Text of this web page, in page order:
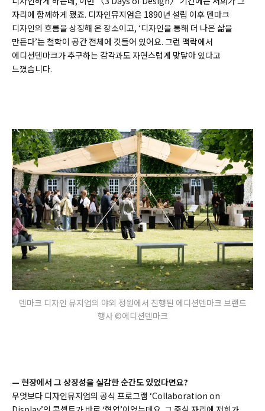
자리에 함께하게 됐죠. 디자인뮤지엄은 1890년 설립 이후 덴마크
디자인의 흐름을 상징해 온 장소이고, ‘디자인을 통해 더 나은 삶을
만든다’는 철학이 공간 전체에 깃들어 있어요. 그런 맥락에서
에디션덴마크가 추구하는 감각과도 자연스럽게 맞닿아 있다고
느꼈습니다.
덴마크 디자인 뮤지엄의 야외 정원에서 진행된 에디션덴마크 브랜드
행사 ©에디션덴마크
— 현장에서 그 상징성을 실감한 순간도 있었다면요?
무엇보다 디자인뮤지엄의 공식 프로그램 ‘Collaboration on